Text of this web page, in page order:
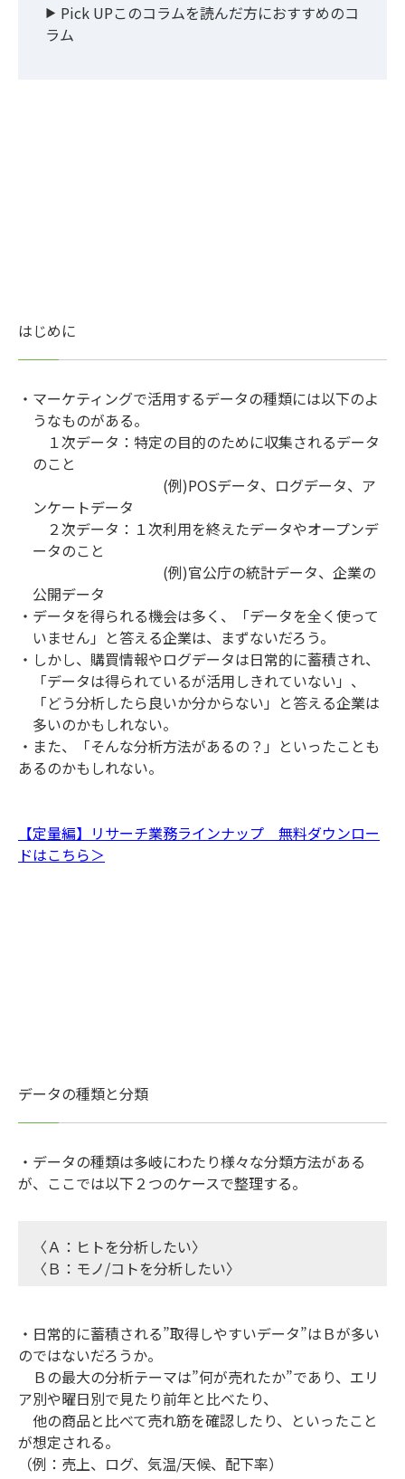
Pick UPこのコラムを読んだ方におすすめのコ
ラム
はじめに
・マーケティングで活用するデータの種類には以下のよ
うなものがある。
１次データ：特定の目的のために収集されるデータ
のこと
(例)POSデータ、ログデータ、ア
ンケートデータ
２次データ：１次利用を終えたデータやオープンデ
ータのこと
(例)官公庁の統計データ、企業の
公開データ
・データを得られる機会は多く、「データを全く使って
いません」と答える企業は、まずないだろう。
・しかし、購買情報やログデータは日常的に蓄積され、
「データは得られているが活用しきれていない」、
「どう分析したら良いか分からない」と答える企業は
多いのかもしれない。
・また、「そんな分析方法があるの？」といったことも
あるのかもしれない。
【定量編】リサーチ業務ラインナップ 無料ダウンロー
ドはこちら＞
データの種類と分類
・データの種類は多岐にわたり様々な分類方法がある
が、ここでは以下２つのケースで整理する。
〈Ａ：ヒトを分析したい〉
〈Ｂ：モノ/コトを分析したい〉
・日常的に蓄積される”取得しやすいデータ”はＢが多い
のではないだろうか。
Ｂの最大の分析テーマは”何が売れたか”であり、エリ
ア別や曜日別で見たり前年と比べたり、
他の商品と比べて売れ筋を確認したり、といったこと
が想定される。
（例：売上、ログ、気温/天候、配下率）